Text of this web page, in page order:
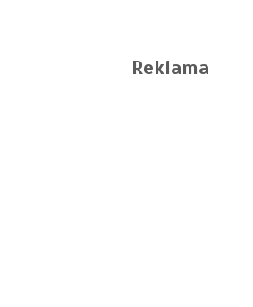
Reklama